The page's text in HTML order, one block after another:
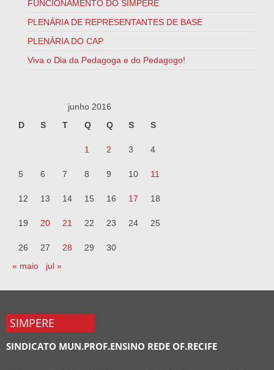
FUNCIONAMENTO DO SIMPERE
PLENÁRIA DE REPRESENTANTES DE BASE
PLENÁRIA DO CAP
Viva o Dia da Pedagoga e do Pedagogo!
junho 2016
D
S T Q Q S S
1 2 3 4
5 6 7 8 9 10 11
12 13 14 15 16 17 18
19 20 21 22 23 24 25
26 27 28 29
30
« maio
jul »
SIMPERE
SINDICATO MUN.PROF.ENSINO REDE OF.RECIFE